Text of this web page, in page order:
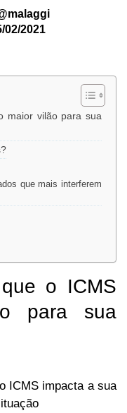
02/2021
maior vilão para sua
que mais interferem
o ICMS
para sua
ICMS impacta a sua